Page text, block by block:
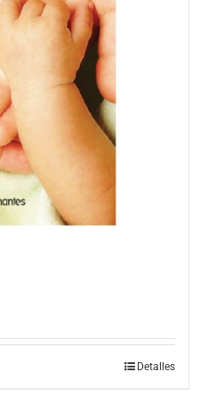
Detalles